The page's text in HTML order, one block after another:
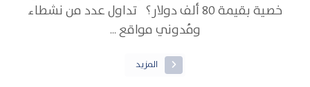
خصية بقيمة 80 ألف دولار؟ تداول عدد من نشطاء
ومُدوني مواقع ...
المزيد